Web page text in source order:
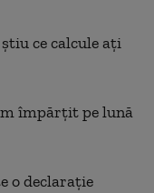
ce calcule ați
împărțit pe lună
o declarație